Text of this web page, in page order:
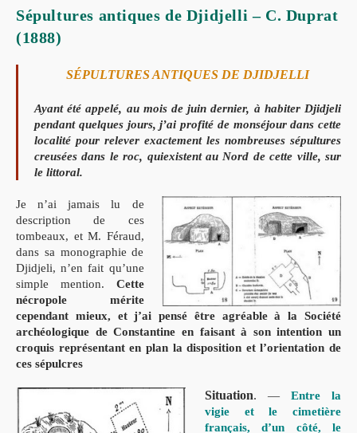
Sépultures antiques de Djidjelli – C. Duprat
(1888)
SÉPULTURES ANTIQUES DE DJIDJELLI
Ayant été appelé, au mois de juin dernier, à habiter Djidjeli
pendant quelques jours, j’ai profité de monséjour dans cette
localité pour relever exactement les nombreuses sépultures
creusées dans le roc, quiexistent au Nord de cette ville, sur
le littoral.
Je n’ai jamais lu de
description de ces
tombeaux, et M. Féraud,
dans sa monographie de
Djidjeli, n’en fait qu’une
simple mention. Cette
nécropole mérite
cependant mieux, et j’ai pensé être agréable à la Société
archéologique deConstantine en faisant à son intention un
croquis représentant en plan la disposition et l’orientation de
ces sépulcres
Situation. — Entre la
vigie et le cimetière
français, d’un côté, le